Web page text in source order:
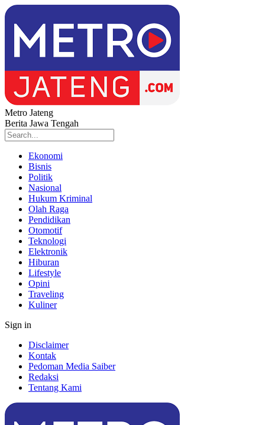
Metro Jateng
Berita Jawa Tengah
Ekonomi
Bisnis
Politik
Nasional
Hukum Kriminal
Olah Raga
Pendidikan
Otomotif
Teknologi
Elektronik
Hiburan
Lifestyle
Opini
Traveling
Kuliner
Sign in
Disclaimer
Kontak
Pedoman Media Saiber
Redaksi
Tentang Kami